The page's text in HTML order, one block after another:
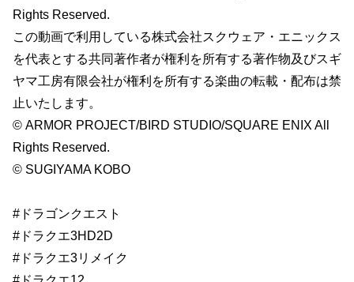
Rights Reserved.
この動画で利用している株式会社スクウェア・エニックス
を代表とする共同著作者が権利を所有する著作物及びスギ
ヤマ工房有限会社が権利を所有する楽曲の転載・配布は禁
止いたします。
© ARMOR PROJECT/BIRD STUDIO/SQUARE ENIX All
Rights Reserved.
© SUGIYAMA KOBO
#ドラゴンクエスト
#ドラクエ3HD2D
#ドラクエ3リメイク